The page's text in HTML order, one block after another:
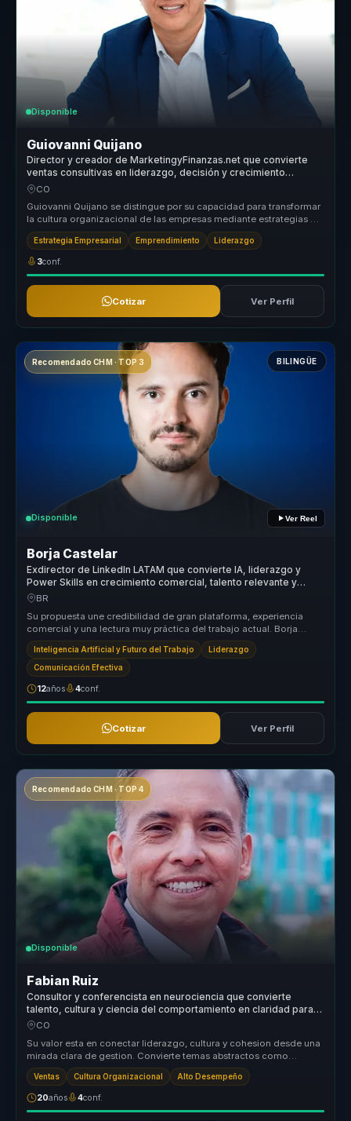
Disponible
Guiovanni Quijano
Director y creador de MarketingyFinanzas.net que convierte
ventas consultivas en liderazgo, decisión y crecimiento
comercial para equipos.
CO
Guiovanni Quijano se distingue por su capacidad para transformar
la cultura organizacional de las empresas mediante estrategias de
market...
Estrategia Empresarial Emprendimiento Liderazgo
3conf.
Cotizar Ver Perfil
Recomendado CHM · TOP 3 BILINGÜE
Disponible Ver Reel
Borja Castelar
Exdirector de LinkedIn LATAM que convierte IA, liderazgo y
Power Skills en crecimiento comercial, talento relevante y
decisiones ejecutivas.
BR
Su propuesta une credibilidad de gran plataforma, experiencia
comercial y una lectura muy práctica del trabajo actual. Borja
ayuda a buye...
Inteligencia Artificial y Futuro del Trabajo Liderazgo
Comunicación Efectiva
12años 4conf.
Cotizar Ver Perfil
Recomendado CHM · TOP 4
Disponible
Fabian Ruiz
Consultor y conferencista en neurociencia que convierte
talento, cultura y ciencia del comportamiento en claridad para
directivos.
CO
Su valor esta en conectar liderazgo, cultura y cohesion desde una
mirada clara de gestion. Convierte temas abstractos como
alineacion o t...
Ventas Cultura Organizacional Alto Desempeño
20años 4conf.